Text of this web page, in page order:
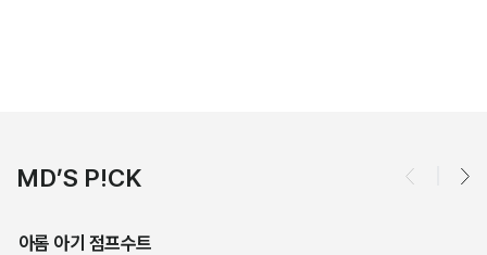
MD’S P!CK
아롬 아기 점프수트